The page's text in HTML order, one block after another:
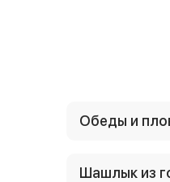
Обеды и
Шашлык из